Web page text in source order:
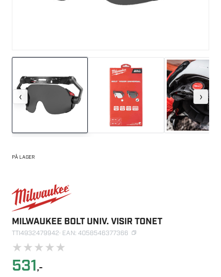
‹ ›
PÅ LAGER
MILWAUKEE BOLT UNIV. VISIR TONET
TTI4932479942· EAN: 4058546377366
★★★★★
531,-